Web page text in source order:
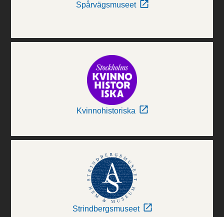
Spårvägsmuseet
Kvinnohistoriska
Strindbergsmuseet